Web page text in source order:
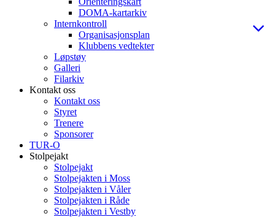
DOMA-kartarkiv
Internkontroll
Organisasjonsplan
Klubbens vedtekter
Løpstøy
Galleri
Filarkiv
Kontakt oss
Kontakt oss
Styret
Trenere
Sponsorer
TUR-O
Stolpejakt
Stolpejakt
Stolpejakten i Moss
Stolpejakten i Våler
Stolpejakten i Råde
Stolpejakten i Vestby